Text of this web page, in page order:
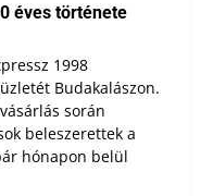
éves története
1998
Budakalászon.
során
beleszerettek a
hónapon belül